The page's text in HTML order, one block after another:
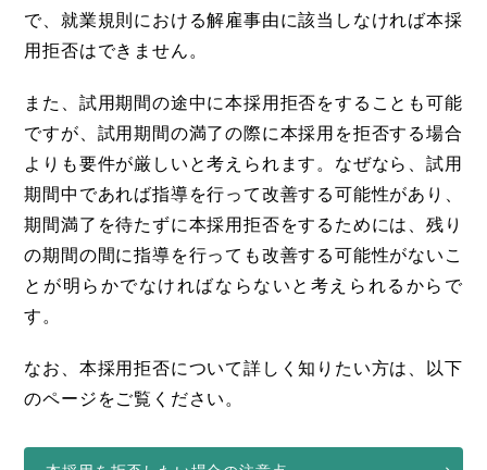
で、就業規則における解雇事由に該当しなければ本採
用拒否はできません。
また、試用期間の途中に本採用拒否をすることも可能
ですが、試用期間の満了の際に本採用を拒否する場合
よりも要件が厳しいと考えられます。なぜなら、試用
期間中であれば指導を行って改善する可能性があり、
期間満了を待たずに本採用拒否をするためには、残り
の期間の間に指導を行っても改善する可能性がないこ
とが明らかでなければならないと考えられるからで
す。
なお、本採用拒否について詳しく知りたい方は、以下
のページをご覧ください。